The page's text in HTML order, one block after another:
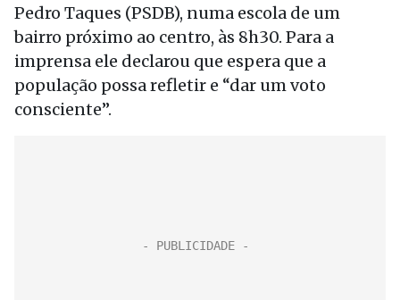
Pedro Taques (PSDB), numa escola de um
bairro próximo ao centro, às 8h30. Para a
imprensa ele declarou que espera que a
população possa refletir e “dar um voto
consciente”.